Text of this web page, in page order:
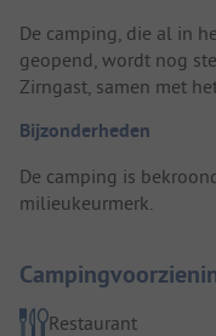
De camping, die al in
geopend, wordt nog
Zirngast, samen met
Bijzonderheden
De camping is
milieukeurmerk.
Restaurant